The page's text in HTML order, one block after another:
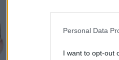
Personal Data
I want to opt-out